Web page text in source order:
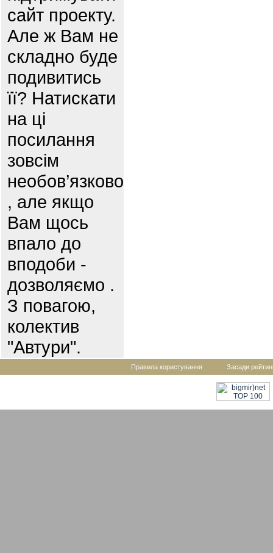
сайт проекту.
Але ж Вам не
складно буде
подивитись
її? Натискати
на ці
посилання
зовсім
необов’язково
, але якщо
Вам щось
впало до
вподоби -
дозволяємо .
З повагою,
колектив
"Автури".
Правила користування Засади